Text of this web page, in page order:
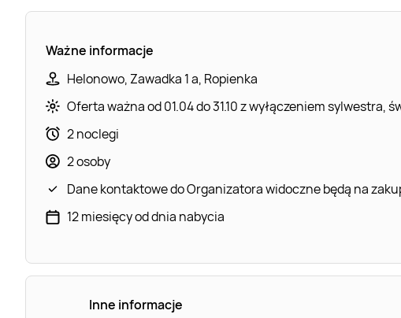
Ważne informacje
Helonowo, Zawadka 1 a, Ropienka
Oferta ważna od 01.04 do 31.10 z wyłączeniem sylwestra,
2 noclegi
2 osoby
Dane kontaktowe do Organizatora widoczne będą na
12 miesięcy od dnia nabycia
Inne informacje